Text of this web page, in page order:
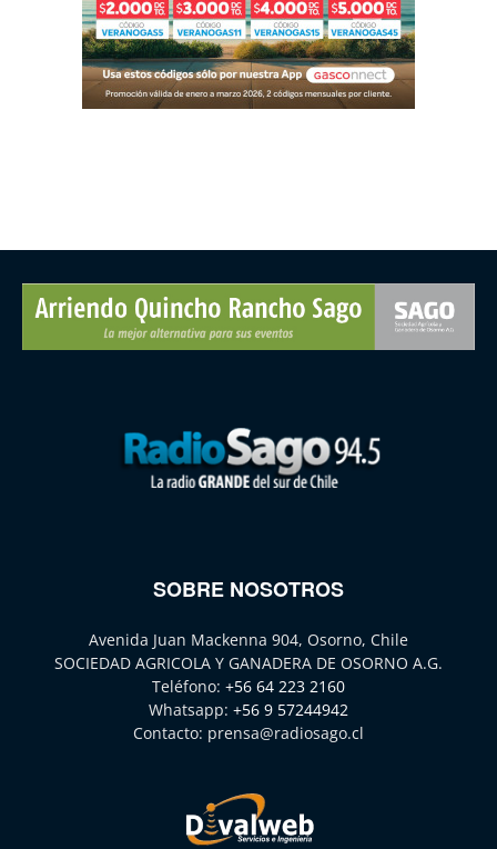
SOBRE NOSOTROS
Avenida Juan Mackenna 904, Osorno, Chile
SOCIEDAD AGRICOLA Y GANADERA DE OSORNO A.G.
Teléfono: +56 64 223 2160
Whatsapp: +56 9 57244942
Contacto: prensa@radiosago.cl